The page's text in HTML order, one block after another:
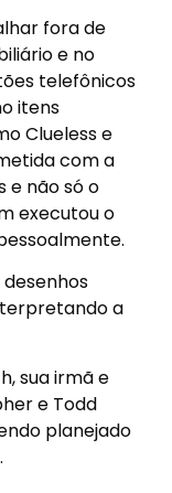
fora de
e no
telefônicos
itens
Clueless e
com a
e não só o
executou o
a
sua irmã e
e Todd
planejado